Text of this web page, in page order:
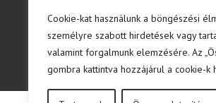
Cookie-kat használunk a böngészési
személyre szabott hirdetések vagy
valamint forgalmunk elemzésére. Az
gombra kattintva hozzájárul a cookie-k
Email: